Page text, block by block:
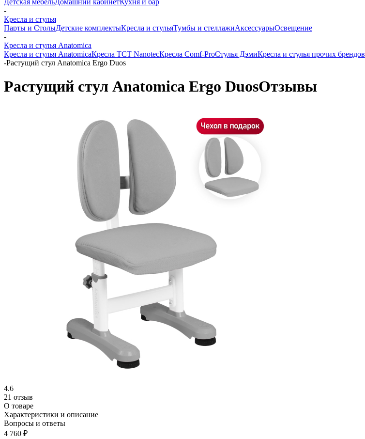
Детская мебельДомашний кабинетКухня и бар
-
Кресла и стулья
Парты и СтолыДетские комплектыКресла и стульяТумбы и стеллажиАксессуарыОсвещение
-
Кресла и стулья Anatomica
Кресла и стулья AnatomicaКресла TCT NanotecКресла Comf-ProСтулья ДэмиКресла и стулья прочих брендов
-Растущий стул Anatomica Ergo Duos
Растущий стул Anatomica Ergo DuosОтзывы
4.6
21 отзыв
О товаре
Характеристики и описание
Вопросы и ответы
4 760 ₽